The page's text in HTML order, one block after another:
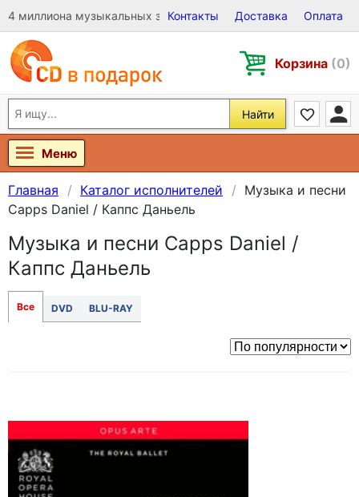
4 миллиона музыкальных записей на Виниле, CD и DVD
Контакты Доставка Оплата
Корзина (0)
Найти
Меню
Главная Каталог исполнителей
Музыка и песни
Capps Daniel / Каппс Даньель
Музыка и песни Capps Daniel /
Каппс Даньель
Все DVD BLU-RAY